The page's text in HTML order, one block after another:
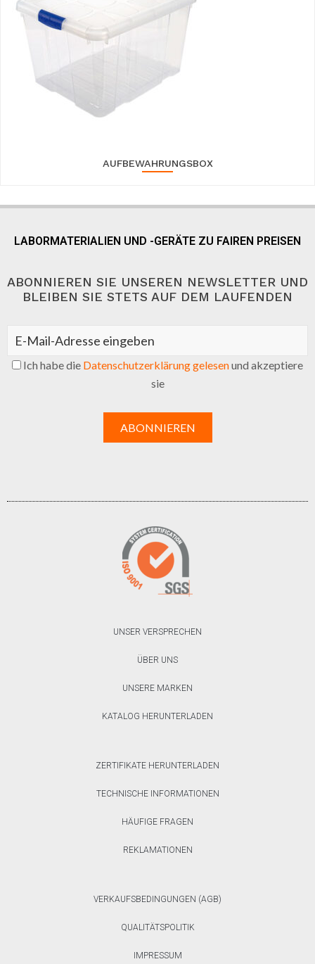
AUFBEWAHRUNGSBOX
LABORMATERIALIEN UND -GERÄTE ZU FAIREN PREISEN
ABONNIEREN SIE UNSEREN NEWSLETTER UND
BLEIBEN SIE STETS AUF DEM LAUFENDEN
Ich habe die Datenschutzerklärung gelesenund akzeptiere
sie
UNSER VERSPRECHEN
ÜBER UNS
UNSERE MARKEN
KATALOG HERUNTERLADEN
ZERTIFIKATE HERUNTERLADEN
TECHNISCHE INFORMATIONEN
HÄUFIGE FRAGEN
REKLAMATIONEN
VERKAUFSBEDINGUNGEN (AGB)
QUALITÄTSPOLITIK
IMPRESSUM